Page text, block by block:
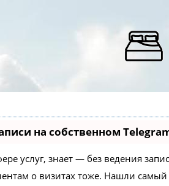
на собственном
услуг, знает — без ведения
о визитах тоже. Нашли